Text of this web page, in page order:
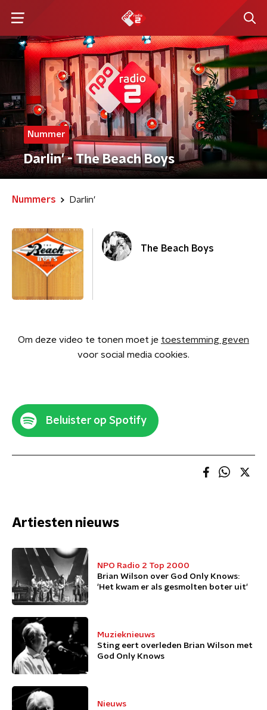
Nummer
Darlin' - The Beach Boys
Nummers Darlin'
The Beach Boys
Om deze video te tonen moet je toestemming geven
voor social media cookies.
Beluister op Spotify
Artiesten nieuws
NPO Radio 2 Top 2000
Brian Wilson over God Only Knows:
'Het kwam er als gesmolten boter uit'
Muzieknieuws
Sting eert overleden Brian Wilson met
God Only Knows
Nieuws